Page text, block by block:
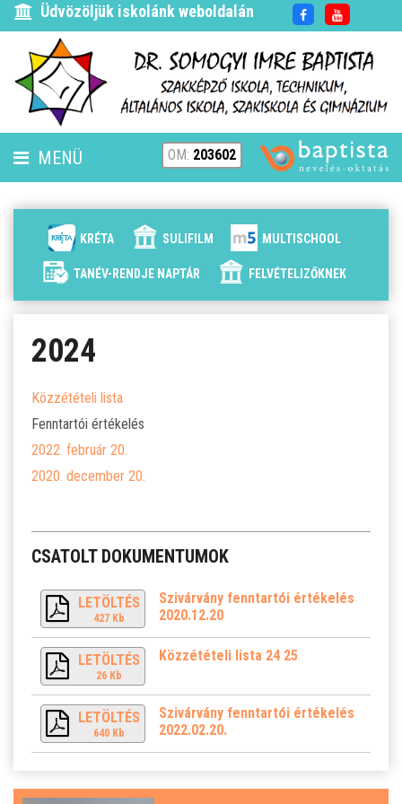
Üdvözöljük iskolánk weboldalán
MENÜ
HÍREK
ALAPÍTVÁNYUNK
ELÉRHETŐSÉG
SZJA 1% FELAJÁNLÁS
KÖZÉRDEKŰ
ÁLTALÁNOS ISKOLÁSOKNAK
SZÜLŐKNEK
PEDAGÓGUSOK ELÉRHETŐSÉGE
ÁLLÁS
ÉTKEZÉS
KORONAVÍRUS
OM: 203602
KRÉTA SULIFILM MULTISCHOOL
TANÉV-RENDJE NAPTÁR FELVÉTELIZŐKNEK
2024
Közzétételi lista
Fenntartói értékelés
2022. február 20.
2020. december 20.
CSATOLT DOKUMENTUMOK
LETÖLTÉS
427 Kb
Szivárvány fenntartói értékelés
2020.12.20
LETÖLTÉS
26 Kb
Közzétételi lista 24 25
LETÖLTÉS
640 Kb
Szivárvány fenntartói értékelés
2022.02.20.